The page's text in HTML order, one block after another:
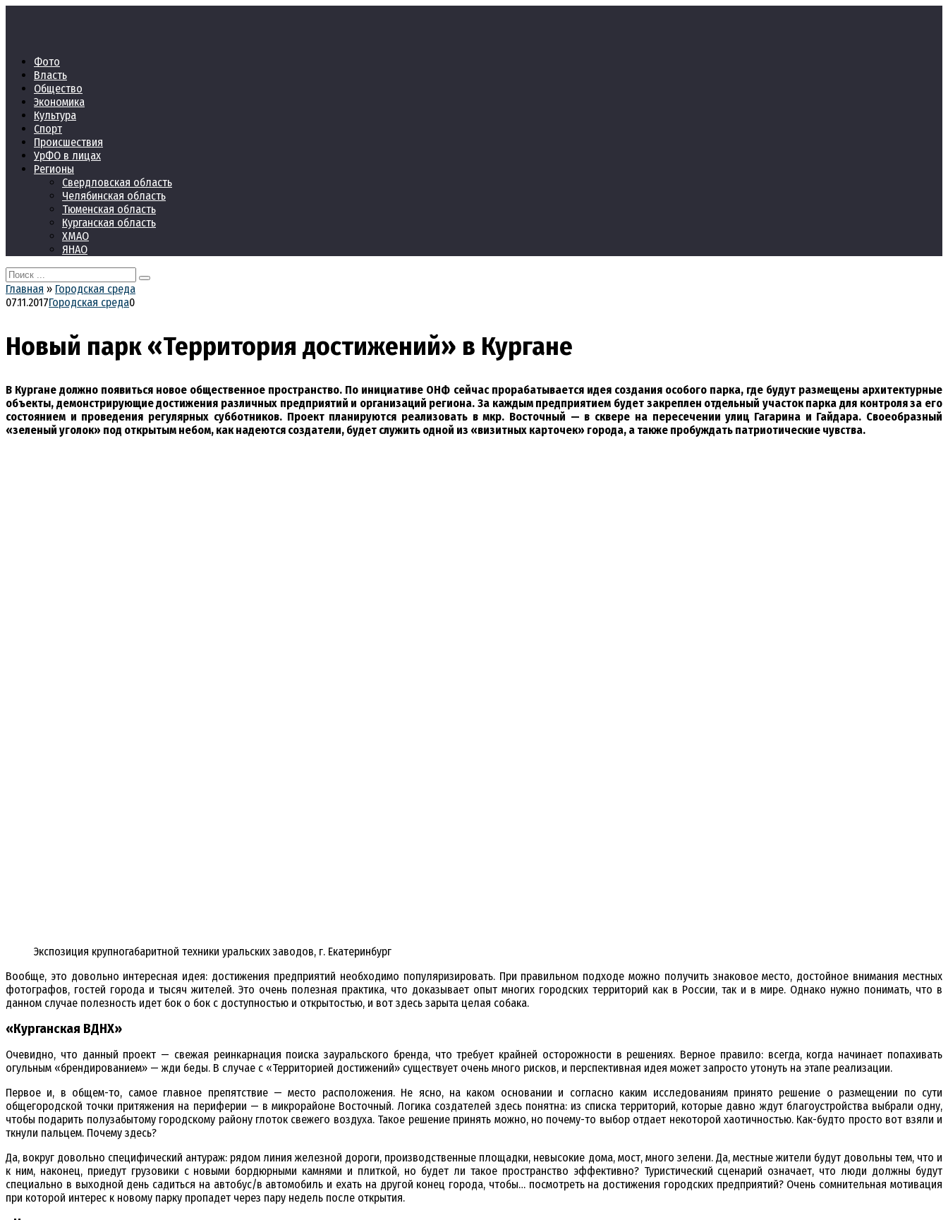
Фото
Власть
Общество
Экономика
Культура
Спорт
Происшествия
УрФО в лицах
Регионы
Свердловская область
Челябинская область
Тюменская область
Курганская область
ХМАО
ЯНАО
Search
for:
Главная » Городская среда
07.11.2017Городская среда0
Новый парк «Территория достижений» в Кургане
В Кургане должно появиться новое общественное пространство. По инициативе ОНФ сейчас прорабатывается идея создания особого парка, где будут размещены архитектурные
объекты, демонстрирующие достижения различных предприятий и организаций региона. За каждым предприятием будет закреплен отдельный участок парка для контроля за его
состоянием и проведения регулярных субботников. Проект планируются реализовать в мкр. Восточный — в сквере на пересечении улиц Гагарина и Гайдара. Своеобразный
«зеленый уголок» под открытым небом, как надеются создатели, будет служить одной из «визитных карточек» города, а также пробуждать патриотические чувства.
Экспозиция крупногабаритной техники уральских заводов, г. Екатеринбург
Вообще, это довольно интересная идея: достижения предприятий необходимо популяризировать. При правильном подходе можно получить знаковое место, достойное внимания местных
фотографов, гостей города и тысяч жителей. Это очень полезная практика, что доказывает опыт многих городских территорий как в России, так и в мире. Однако нужно понимать, что в
данном случае полезность идет бок о бок с доступностью и открытостью, и вот здесь зарыта целая собака.
«Курганская ВДНХ»
Очевидно, что данный проект — свежая реинкарнация поиска зауральского бренда, что требует крайней осторожности в решениях. Верное правило: всегда, когда начинает попахивать
огульным «брендированием» — жди беды. В случае с «Территорией достижений» существует очень много рисков, и перспективная идея может запросто утонуть на этапе реализации.
Первое и, в общем-то, самое главное препятствие — место расположения. Не ясно, на каком основании и согласно каким исследованиям принято решение о размещении по сути
общегородской точки притяжения на периферии — в микрорайоне Восточный. Логика создателей здесь понятна: из списка территорий, которые давно ждут благоустройства выбрали одну,
чтобы подарить полузабытому городскому району глоток свежего воздуха. Такое решение принять можно, но почему-то выбор отдает некоторой хаотичностью. Как-будто просто вот взяли и
ткнули пальцем. Почему здесь?
Да, вокруг довольно специфический антураж: рядом линия железной дороги, производственные площадки, невысокие дома, мост, много зелени. Да, местные жители будут довольны тем, что и
к ним, наконец, приедут грузовики с новыми бордюрными камнями и плиткой, но будет ли такое пространство эффективно? Туристический сценарий означает, что люди должны будут
специально в выходной день садиться на автобус/в автомобиль и ехать на другой конец города, чтобы… посмотреть на достижения городских предприятий? Очень сомнительная мотивация
при которой интерес к новому парку пропадет через пару недель после открытия.